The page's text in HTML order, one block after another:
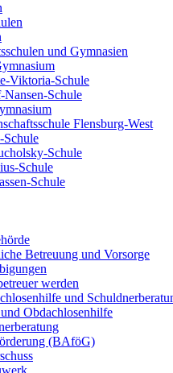
und Gymnasien
Viktoria-Schule
Schule
Flensburg-West
Schule
Schule
Schule
Schule
Betreuung und Vorsorge
werden
und
Obdachlosenhilfe
(BAföG)